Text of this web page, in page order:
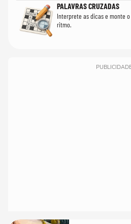
PALAVRAS CRUZADAS
Interprete as dicas e monte
ritmo.